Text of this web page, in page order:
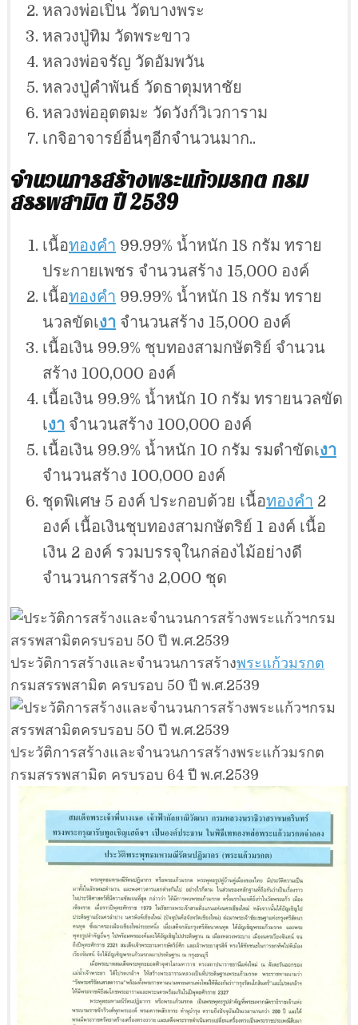
หลวงพ่อเปิ่น วัดบางพระ
หลวงปู่ทิม วัดพระขาว
หลวงพ่อจรัญ วัดอัมพวัน
หลวงปู่คำพันธ์ วัดธาตุมหาชัย
หลวงพ่ออุตตมะ วัดวังก์วิเวการาม
เกจิอาจารย์อื่นๆอีกจำนวนมาก..
จำนวนการสร้างพระแก้วมรกต กรม
สรรพสามิต ปี 2539
เนื้อทองคำ 99.99% น้ำหนัก 18 กรัม ทราย
ประกายเพชร จำนวนสร้าง 15,000 องค์
เนื้อทองคำ 99.99% น้ำหนัก 18 กรัม ทราย
นวลขัดเงา จำนวนสร้าง 15,000 องค์
เนื้อเงิน 99.9% ชุบทองสามกษัตริย์ จำนวน
สร้าง 100,000 องค์
เนื้อเงิน 99.9% น้ำหนัก 10 กรัม ทรายนวลขัด
เงา จำนวนสร้าง 100,000 องค์
เนื้อเงิน 99.9% น้ำหนัก 10 กรัม รมดำขัดเงา
จำนวนสร้าง 100,000 องค์
ชุดพิเศษ 5 องค์ ประกอบด้วย เนื้อทองคำ 2
องค์ เนื้อเงินชุบทองสามกษัตริย์ 1 องค์ เนื้อ
เงิน 2 องค์ รวมบรรจุในกล่องไม้อย่างดี
จำนวนการสร้าง 2,000 ชุด
ประวัติการสร้างและจำนวนการสร้างพระแก้วมรกต
กรมสรรพสามิต ครบรอบ 50 ปี พ.ศ.2539
ประวัติการสร้างและจำนวนการสร้างพระแก้วมรกต
กรมสรรพสามิต ครบรอบ 64 ปี พ.ศ.2539